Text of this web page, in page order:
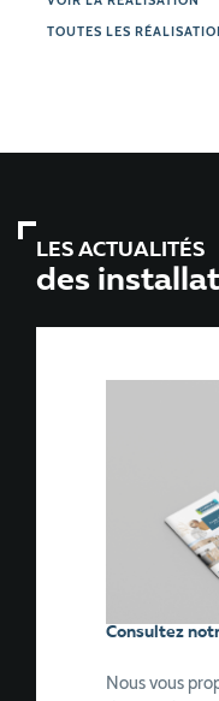
TOUTES LES
des
de portails,